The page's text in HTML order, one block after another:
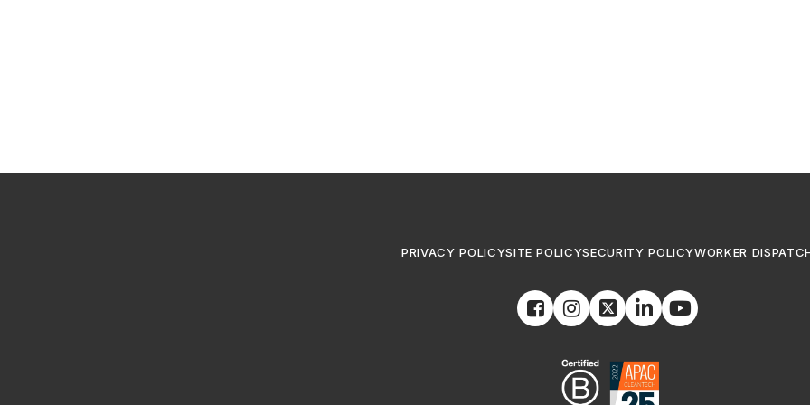
PRIVACY POLICYSITE POLICYSECURITY POLICYWORKER